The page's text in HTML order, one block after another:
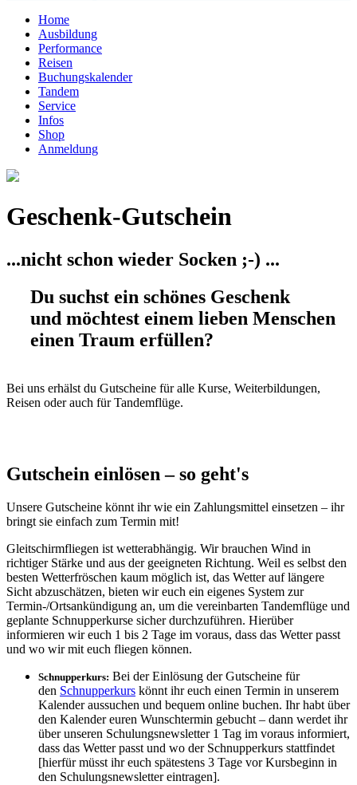
Home
Ausbildung
Performance
Reisen
Buchungskalender
Tandem
Service
Infos
Shop
Anmeldung
Geschenk-Gutschein
...nicht schon wieder Socken ;-) ...
Du suchst ein schönes Geschenk
und möchtest einem lieben Menschen
einen Traum erfüllen?
Bei uns erhälst du Gutscheine für alle Kurse, Weiterbildungen,
Reisen oder auch für Tandemflüge.
Gutschein einlösen – so geht's
Unsere Gutscheine könnt ihr wie ein Zahlungsmittel einsetzen – ihr
bringt sie einfach zum Termin mit!
Gleitschirmfliegen ist wetterabhängig. Wir brauchen Wind in
richtiger Stärke und aus der geeigneten Richtung. Weil es selbst den
besten Wetterfröschen kaum möglich ist, das Wetter auf längere
Sicht abzuschätzen, bieten wir euch ein eigenes System zur
Termin-/Ortsankündigung an, um die vereinbarten Tandemflüge und
geplante Schnupperkurse sicher durchzuführen. Hierüber
informieren wir euch 1 bis 2 Tage im voraus, dass das Wetter passt
und wo wir mit euch fliegen können.
Schnupperkurs: Bei der Einlösung der Gutscheine für
den Schnupperkurs könnt ihr euch einen Termin in unserem
Kalender aussuchen und bequem online buchen. Ihr habt über
den Kalender euren Wunschtermin gebucht – dann werdet ihr
über unseren Schulungsnewsletter 1 Tag im voraus informiert,
dass das Wetter passt und wo der Schnupperkurs stattfindet
[hierfür müsst ihr euch spätestens 3 Tage vor Kursbeginn in
den Schulungsnewsletter eintragen].